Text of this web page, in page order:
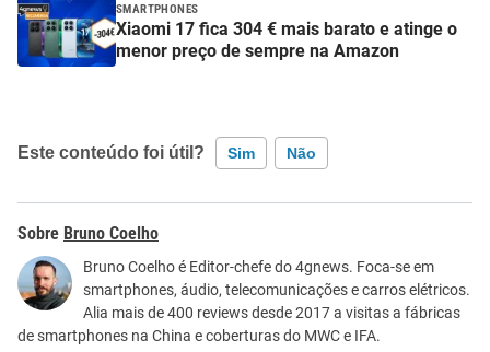
SMARTPHONES
Xiaomi 17 fica 304 € mais barato e atinge o
menor preço de sempre na Amazon
Este conteúdo foi útil? Sim Não
Este conteúdo contém informação incorreta
Este conteúdo não tem a informação que procuro
Outro
Bruno Coelho
Bruno Coelho é Editor-chefe do 4gnews. Foca-se em
smartphones, áudio, telecomunicações e carros elétricos.
Alia mais de 400 reviews desde 2017 a visitas a fábricas
de smartphones na China e coberturas do MWC e IFA.